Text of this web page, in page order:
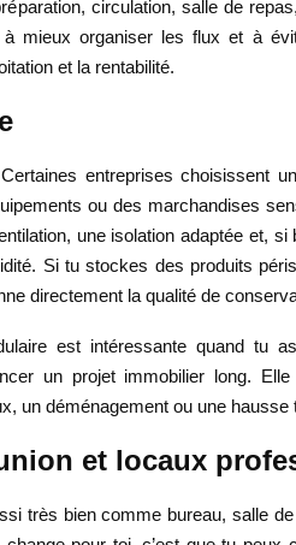
circulation, salle de
mieux organiser les flux et à
et la rentabilité.
entreprises choisissent
ou des marchandises
une isolation adaptée et, si
Si tu stockes des produits
directement la qualité de
est intéressante quand tu
un projet immobilier long.
un déménagement ou une hausse
et locaux
très bien comme bureau, salle